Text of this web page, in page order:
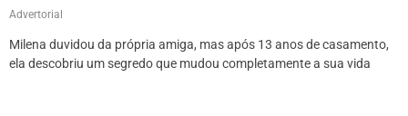
Advertorial
Milena duvidou da própria amiga, mas após 13 anos de casamento,
ela descobriu um segredo que mudou completamente a sua vida